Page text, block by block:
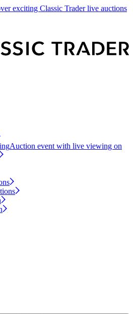
exciting Classic Trader live auctions
Auction event with live viewing on